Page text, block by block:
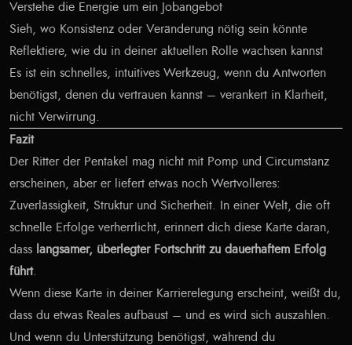
Verstehe die Energie um ein Jobangebot
Sieh, wo Konsistenz oder Veränderung nötig sein könnte
Reflektiere, wie du in deiner aktuellen Rolle wachsen kannst
Es ist ein schnelles, intuitives Werkzeug, wenn du Antworten
benötigst, denen du vertrauen kannst – verankert in Klarheit,
nicht Verwirrung.
Fazit
Der Ritter der Pentakel mag nicht mit Pomp und Circumstanz
erscheinen, aber er liefert etwas noch Wertvolleres:
Zuverlässigkeit, Struktur und Sicherheit. In einer Welt, die oft
schnelle Erfolge verherrlicht, erinnert dich diese Karte daran,
dass langsamer, überlegter Fortschritt zu dauerhaftem Erfolg
führt.
Wenn diese Karte in deiner Karrierelegung erscheint, weißt du,
dass du etwas Reales aufbaust – und es wird sich auszahlen.
Und wenn du Unterstützung benötigst, während du